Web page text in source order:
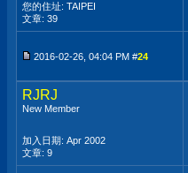
您的住址: TAIPEI
文章: 39
2016-02-26, 04:04 PM #24
RJRJ
New Member
加入日期: Apr 2002
文章: 9